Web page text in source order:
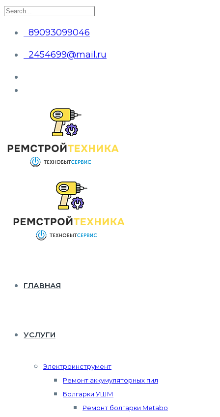
89093099046
2454699@mail.ru
ГЛАВНАЯ
УСЛУГИ
Электроинструмент
Ремонт аккумуляторных пил
Болгарки УШМ
Ремонт болгарки Metabo